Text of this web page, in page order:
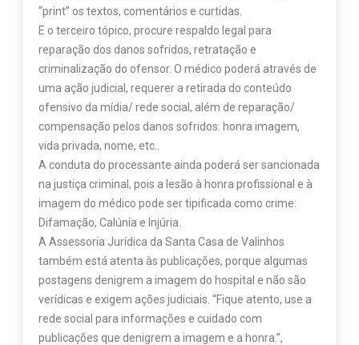
“print” os textos, comentários e curtidas.
E o terceiro tópico, procure respaldo legal para
reparação dos danos sofridos, retratação e
criminalização do ofensor. O médico poderá através de
uma ação judicial, requerer a retirada do conteúdo
ofensivo da mídia/ rede social, além de reparação/
compensação pelos danos sofridos: honra imagem,
vida privada, nome, etc..
A conduta do processante ainda poderá ser sancionada
na justiça criminal, pois a lesão à honra profissional e à
imagem do médico pode ser tipificada como crime:
Difamação, Calúnia e Injúria.
A Assessoria Jurídica da Santa Casa de Valinhos
também está atenta às publicações, porque algumas
postagens denigrem a imagem do hospital e não são
verídicas e exigem ações judiciais. “Fique atento, use a
rede social para informações e cuidado com
publicações que denigrem a imagem e a honra.”,